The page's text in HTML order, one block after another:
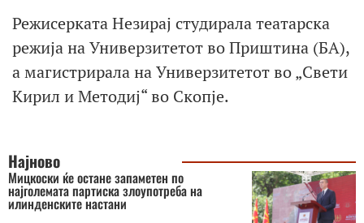
Режисерката Незирај студирала театарска
режија на Универзитетот во Приштина (БА),
а магистрирала на Универзитетот во „Свети
Кирил и Методиј“ во Скопје.
Најново
Мицкоски ќе остане запаметен по
најголемата партиска злоупотреба на
илинденските настани